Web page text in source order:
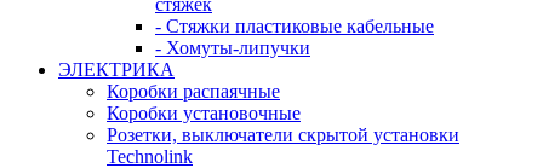
стяжек
- Стяжки пластиковые кабельные
- Хомуты-липучки
ЭЛЕКТРИКА
Коробки распаячные
Коробки установочные
Розетки, выключатели скрытой установки
Technolink